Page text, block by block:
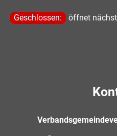
Klicken, um weitere
Geschlossen: öffnet